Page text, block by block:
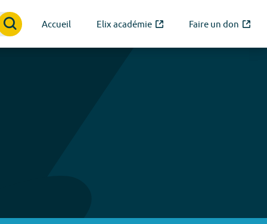
Accueil Elix académie Faire un don